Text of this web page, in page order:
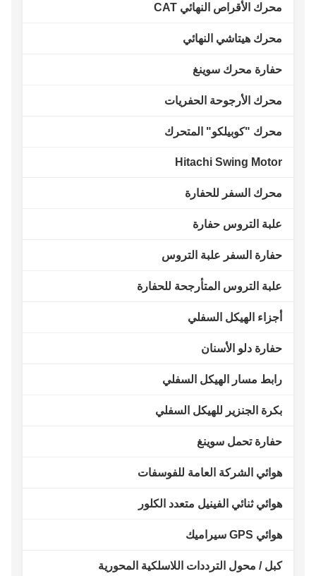
محرك الأقراص النهائي CAT
محرك هيتاشي النهائي
حفارة محرك سوينغ
محرك الأرجوحة الحفريات
محرك "كوبيلكو" المتحرك
Hitachi Swing Motor
محرك السفر للحفارة
علبة التروس حفارة
حفارة السفر علبة التروس
علبة التروس المتأرجحة للحفارة
أجزاء الهيكل السفلي
حفارة دلو الأسنان
رابط مسار الهيكل السفلي
بكرة الجنزير للهيكل السفلي
حفارة تحمل سوينغ
هوائي الشركة العامة للفوسفات
هوائي ثنائي الفينيل متعدد الكلور
هوائي GPS سيراميك
كبل / محول الترددات اللاسلكية المحورية